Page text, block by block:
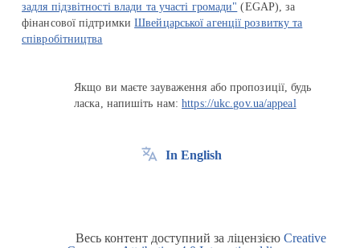
задля підзвітності влади та участі громади" (EGAP), за
фінансової підтримкиШвейцарської агенції розвитку та
співробітництва
Якщо ви маєте зауваження або пропозиції, будь
ласка, напишіть нам:https://ukc.gov.ua/appeal
In English
Весь контент доступний за ліцензією Creative